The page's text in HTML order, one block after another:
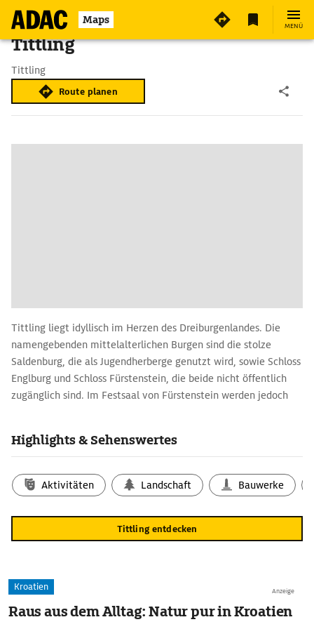
Maps MENÜ
Tittling
Tittling
Route planen
Tittling liegt idyllisch im Herzen des Dreiburgenlandes. Die
namengebenden mittelalterlichen Burgen sind die stolze
Saldenburg, die als Jugendherberge genutzt wird, sowie Schloss
Englburg und Schloss Fürstenstein, die beide nicht öffentlich
zugänglich sind. Im Festsaal von Fürstenstein werden jedoch
Kuppe direkt neben der Bundesstraße 85 genießt man einen
Dreisessel im Süden bis zum Großen Arber im Norden.
Highlights & Sehenswertes
Aktivitäten Landschaft Bauwerke
Tittling entdecken
Anzeige
Kroatien
Raus aus dem Alltag: Natur pur in Kroatien